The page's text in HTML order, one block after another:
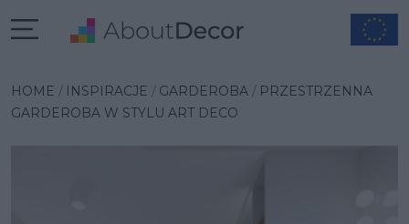
HOME INSPIRACJE GARDEROBA
PRZESTRZENNA
GARDEROBA W STYLU ART DECO